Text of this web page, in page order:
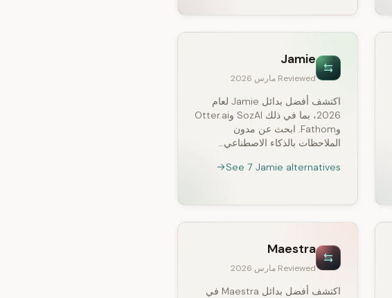
Jamie
Reviewed مارس 2026
اكتشف أفضل بدائل Jamie لعام
2026، بما في ذلك SozAI وOtter.ai
وFathom. ابحث عن مدون
الملاحظات بالذكاء الاصطناعي…
See 7 Jamie alternatives
Maestra
Reviewed مارس 2026
اكتشف أفضل بدائل Maestra في